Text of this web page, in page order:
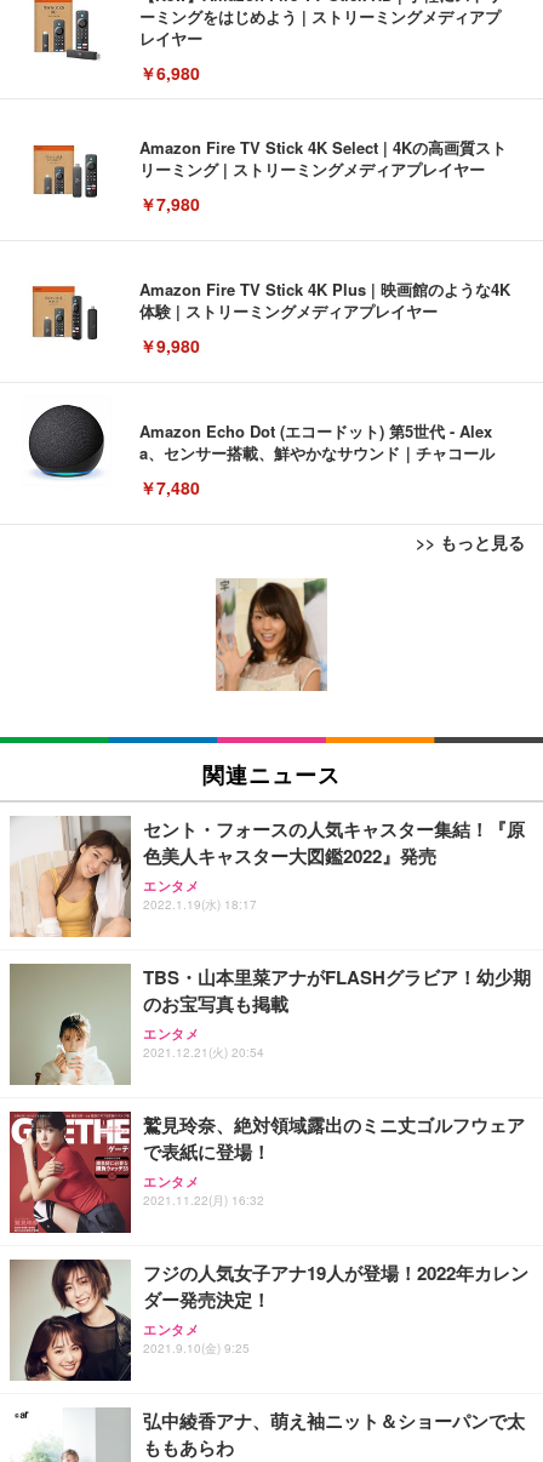
ーミングをはじめよう | ストリーミングメディアプ
レイヤー
￥6,980
Amazon Fire TV Stick 4K Select | 4Kの高画質スト
リーミング | ストリーミングメディアプレイヤー
￥7,980
Amazon Fire TV Stick 4K Plus | 映画館のような4K
体験 | ストリーミングメディアプレイヤー
￥9,980
Amazon Echo Dot (エコードット) 第5世代 - Alex
a、センサー搭載、鮮やかなサウンド｜チャコール
￥7,480
>> もっと見る
[EdoErgo] オフィスチェア 椅子 テレワーク 疲れな
い 跳ね上げ式アームレスト コンパクト 約105度ロッ
キング pc 事務椅子 360度回転 座面昇降 強化ナイロ
ン樹脂ベース 通気性メッシュ 在宅ワーク H-WY01
(黒網+黒枠+黒足)
SIHOO B100 オフィスチェア／デスクチェア メッシ
ュチェア 人間工学 疲れない ブラック
￥27,999
Sezlife オフィスチェア デスクチェア 疲れない テレ
ワーク チェア 強化バックレスト 30度ロッキング機
能 人間工学 椅子 腰サポート 90度跳ね上げ式アーム
務用 おしゃれ パソコンチェア (ブラック)
Sezlife オフィスチェア デスクチェア 疲れない テレ
ワーク チェア 強化バックレスト 30度ロッキング機
能 人間工学 椅子 腰サポート 90度跳ね上げ式アーム
務用 おしゃれ パソコンチェア (ホワイト)
ANDWINT オフィスチェア デスクチェア 肘なし メ
ッシュ 通気性 ランバーサポート付き 腰サポート ガ
ス圧無段階昇降 360度回転 キャスター付き コンパク
EIZO ビジネス向けプレミアムモニター | FlexScan
EV3240X-WT | 31.5型4K UHD・USB Type-C・ホワ
￥105,595
EIZO ビジネス向けプレミアムモニター | FlexScan
￥109,572
【純正品】27"ゲーミングモニター DualSense 充電
フック付き（CFI-ZDM1J）
【整備済み品】Dell E2724HS 27インチ 液晶モニタ
ー フルHD（1920×1080）VA 非光沢 HDMI/DisplayP
ort/VGA スピーカー内蔵 高さ調整 スイベル VESA対
【MiniLED/24.5inch/280Hz/FHD】GRAPHT THE S
HOOTER Gaming Monitor 24” Essential ゲーミン
グモニター QD 24.5インチ 1ms FHD 量子ドット 残
Amazonベーシック ペットシーツ 薄型 レギュラー 1
回使い捨て 無香料 ホワイト 300枚
Amazonベーシック ペットシーツ 厚型 ワイド 42枚
x2袋(84枚) ホワイト(吸収面:ライトブルー)
￥3,234
ネオ・ルーライフ ネオ・オムツ L 中型犬用 26枚入
り 単品
Smart Basic(スマートベーシック) 【Amazon.co.jp
限定】 Smart Basic アイリスオーヤマ ペットシーツ
超厚型 お徳用 ワイド 100枚入 (x 1) (ケース販売)
アイリスオーヤマ ペットシーツ 超厚型 お徳用 レギ
ュラー 200枚入【Amazon.co.jp限定】
関連ニュース
セント・フォースの人気キャスター集結！『原
色美人キャスター大図鑑2022』発売
エンタメ
2022.1.19(水) 18:17
TBS・山本里菜アナがFLASHグラビア！幼少期
のお宝写真も掲載
エンタメ
2021.12.21(火) 20:54
鷲見玲奈、絶対領域露出のミニ丈ゴルフウェア
で表紙に登場！
エンタメ
2021.11.22(月) 16:32
フジの人気女子アナ19人が登場！2022年カレン
ダー発売決定！
エンタメ
2021.9.10(金) 9:25
弘中綾香アナ、萌え袖ニット＆ショーパンで太
ももあらわ